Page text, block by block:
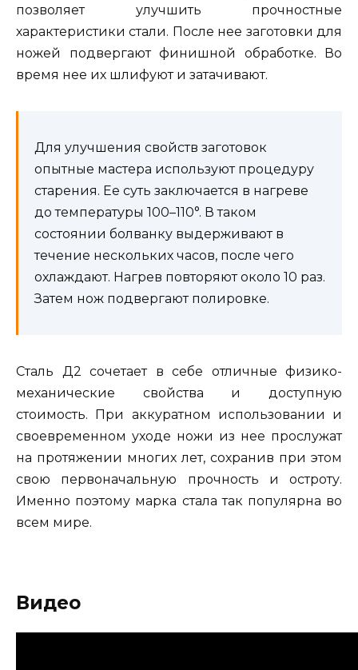
позволяет улучшить прочностные
характеристики стали. После нее заготовки для
ножей подвергают финишной обработке. Во
время нее их шлифуют и затачивают.
Для улучшения свойств заготовок
опытные мастера используют процедуру
старения. Ее суть заключается в нагреве
до температуры 100–110°. В таком
состоянии болванку выдерживают в
течение нескольких часов, после чего
охлаждают. Нагрев повторяют около 10 раз.
Затем нож подвергают полировке.
Сталь Д2 сочетает в себе отличные физико-
механические свойства и доступную
стоимость. При аккуратном использовании и
своевременном уходе ножи из нее прослужат
на протяжении многих лет, сохранив при этом
свою первоначальную прочность и остроту.
Именно поэтому марка стала так популярна во
всем мире.
Видео